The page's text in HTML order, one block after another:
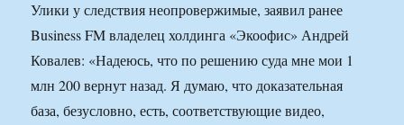
Улики у следствия неопровержимые, заявил ранее
Business FM владелец холдинга «Экоофис» Андрей
Ковалев: «Надеюсь, что по решению суда мне мои 1
млн 200 вернут назад. Я думаю, что доказательная
база, безусловно, есть, соответствующие видео,